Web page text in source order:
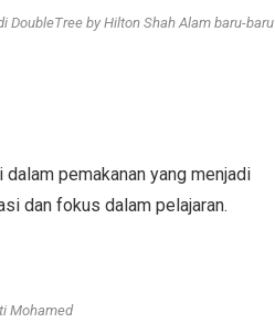
DoubleTree by Hilton Shah Alam baru-baru
pemakanan yang menjadi
dan fokus dalam pelajaran.
Mohamed